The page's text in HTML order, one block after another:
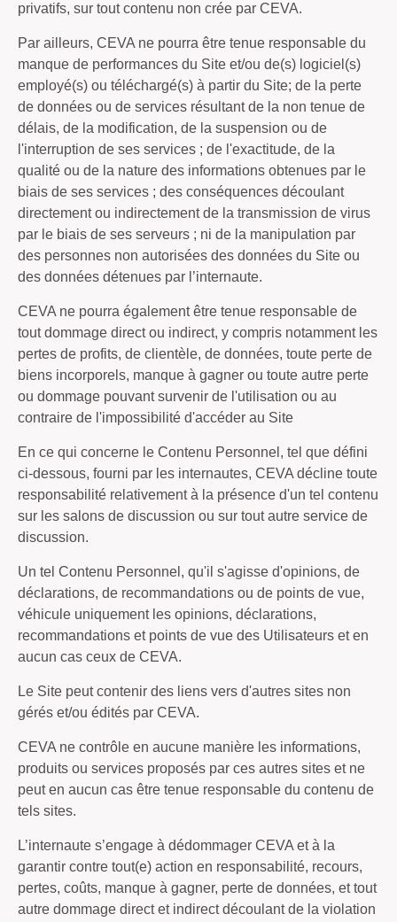
privatifs, sur tout contenu non crée par CEVA.
Par ailleurs, CEVA ne pourra être tenue responsable du
manque de performances du Site et/ou de(s) logiciel(s)
employé(s) ou téléchargé(s) à partir du Site; de la perte
de données ou de services résultant de la non tenue de
délais, de la modification, de la suspension ou de
l'interruption de ses services ; de l'exactitude, de la
qualité ou de la nature des informations obtenues par le
biais de ses services ; des conséquences découlant
directement ou indirectement de la transmission de virus
par le biais de ses serveurs ; ni de la manipulation par
des personnes non autorisées des données du Site ou
des données détenues par l’internaute.
CEVA ne pourra également être tenue responsable de
tout dommage direct ou indirect, y compris notamment les
pertes de profits, de clientèle, de données, toute perte de
biens incorporels, manque à gagner ou toute autre perte
ou dommage pouvant survenir de l'utilisation ou au
contraire de l'impossibilité d'accéder au Site
En ce qui concerne le Contenu Personnel, tel que défini
ci-dessous, fourni par les internautes, CEVA décline toute
responsabilité relativement à la présence d'un tel contenu
sur les salons de discussion ou sur tout autre service de
discussion.
Un tel Contenu Personnel, qu'il s'agisse d'opinions, de
déclarations, de recommandations ou de points de vue,
véhicule uniquement les opinions, déclarations,
recommandations et points de vue des Utilisateurs et en
aucun cas ceux de CEVA.
Le Site peut contenir des liens vers d'autres sites non
gérés et/ou édités par CEVA.
CEVA ne contrôle en aucune manière les informations,
produits ou services proposés par ces autres sites et ne
peut en aucun cas être tenue responsable du contenu de
tels sites.
L’internaute s’engage à dédommager CEVA et à la
garantir contre tout(e) action en responsabilité, recours,
pertes, coûts, manque à gagner, perte de données, et tout
autre dommage direct et indirect découlant de la violation